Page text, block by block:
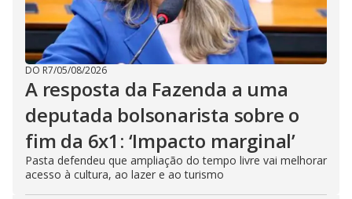
DO R7/05/08/2026
A resposta da Fazenda a uma
deputada bolsonarista sobre o
fim da 6x1: ‘Impacto marginal’
Pasta defendeu que ampliação do tempo livre vai melhorar
acesso à cultura, ao lazer e ao turismo